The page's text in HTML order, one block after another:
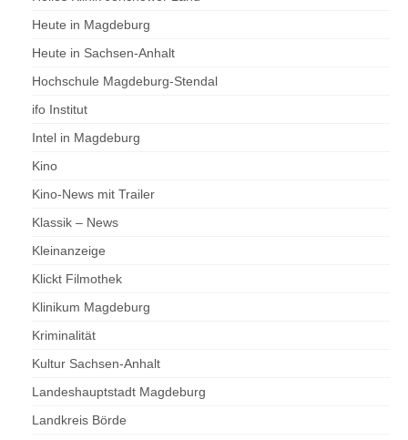
Heute in Magdeburg
Heute in Sachsen-Anhalt
Hochschule Magdeburg-Stendal
ifo Institut
Intel in Magdeburg
Kino
Kino-News mit Trailer
Klassik – News
Kleinanzeige
Klickt Filmothek
Klinikum Magdeburg
Kriminalität
Kultur Sachsen-Anhalt
Landeshauptstadt Magdeburg
Landkreis Börde